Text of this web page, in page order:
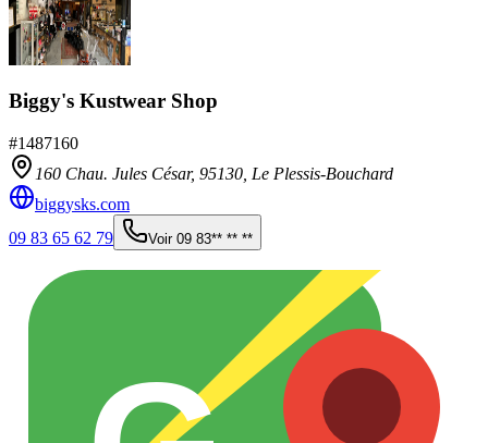
Biggy's Kustwear Shop
#1487160
160 Chau. Jules César, 95130 Le Plessis-Bouchard
biggysks.com
09 83 65 62 79
Voir 09 83** ** **